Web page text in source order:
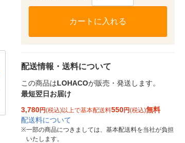
カートに入れる
配送情報・送料について
この商品はLOHACOが販売・発送します。
最短翌日お届け
3,780円(税込)以上で基本配送料550円(税込)無料
配送料について
※一部の商品につきましては、基本配送料を当社が負担
いたします。